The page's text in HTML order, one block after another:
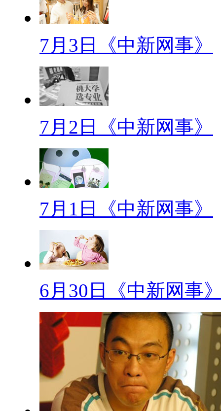
的又是各种担心、各种不放心
识真的是对的吗？你敢保证自
《谣言粉碎机》来看看那些急
【解说】
板块一：谣言英雄榜片花
(配音)今日“谣言英雄榜”上
特点：与健康有关的各种说
杀伤力：假作真时真亦假，
楚！
你还记得父母跟你唠叨的那
一些误区当成真理吗？今天就
(板块飞走)
版块二：谣言粉碎机片花
“哎呀，流鼻血了！”“快，把
很熟悉，在你的儿时记忆里是
鼻血，下意识的就会扬起自己
为会让鼻血流入呼吸道，造成
7月3日《中新网事》
7月2日《中新网事》
7月1日《中新网事》
6月30日《中新网事